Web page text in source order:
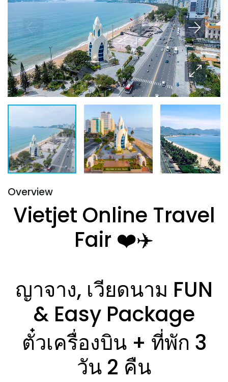
Overview
Vietjet Online Travel
Fair ❤️✈️
ญาจาง, เวียดนาม FUN
& Easy Package
ตั๋วเครื่องบิน + ที่พัก 3
วัน 2 คืน